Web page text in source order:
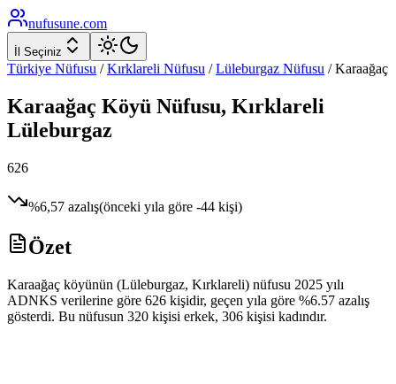
nufusune.com
İl Seçiniz
Türkiye Nüfusu / Kırklareli Nüfusu / Lüleburgaz Nüfusu /Karaağaç
Karaağaç Köyü Nüfusu, Kırklareli
Lüleburgaz
626
%6,57 azalış(önceki yıla göre -44 kişi)
Özet
Karaağaç köyünün (Lüleburgaz, Kırklareli) nüfusu 2025 yılı
ADNKS verilerine göre 626 kişidir, geçen yıla göre %6.57 azalış
gösterdi. Bu nüfusun 320 kişisi erkek, 306 kişisi kadındır.